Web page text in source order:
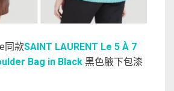
同款SAINT LAURENT Le 5 À 7
Bag in Black 黑色腋下包漆